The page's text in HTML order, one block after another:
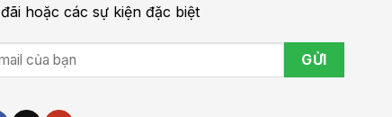
hoặc các sự kiện đặc biệt